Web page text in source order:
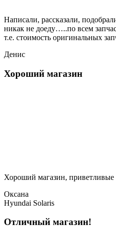
Написали, рассказали,
никак не доеду…..по всем
т.е. стоимость оригинальных
Денис
Хороший магазин
Хороший магазин,
Оксана
Hyundai Solaris
Отличный магазин!